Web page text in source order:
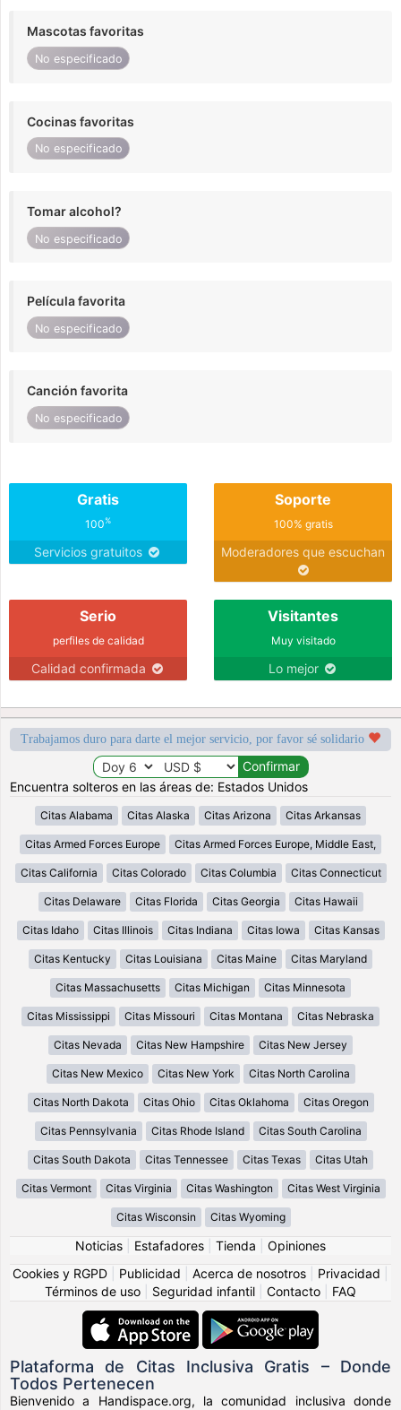
Mascotas favoritas
No especificado
Cocinas favoritas
No especificado
Tomar alcohol?
No especificado
Película favorita
No especificado
Canción favorita
No especificado
Gratis
100%
Servicios gratuitos
Soporte
100% gratis
Moderadores que escuchan
Serio
perfiles de calidad
Calidad confirmada
Visitantes
Muy visitado
Lo mejor
Trabajamos duro para darte el mejor servicio, por favor sé solidario
Encuentra solteros en las áreas de: Estados Unidos
Citas Alabama Citas Alaska Citas Arizona Citas Arkansas
Citas Armed Forces Europe Citas Armed Forces Europe, Middle East,
Citas California Citas Colorado Citas Columbia Citas Connecticut
Citas Delaware Citas Florida Citas Georgia Citas Hawaii
Citas Idaho Citas Illinois Citas Indiana Citas Iowa Citas Kansas
Citas Kentucky Citas Louisiana Citas Maine Citas Maryland
Citas Massachusetts Citas Michigan Citas Minnesota
Citas Mississippi Citas Missouri Citas Montana Citas Nebraska
Citas Nevada Citas New Hampshire Citas New Jersey
Citas New Mexico Citas New York Citas North Carolina
Citas North Dakota Citas Ohio Citas Oklahoma Citas Oregon
Citas Pennsylvania Citas Rhode Island Citas South Carolina
Citas South Dakota Citas Tennessee Citas Texas Citas Utah
Citas Vermont Citas Virginia Citas Washington Citas West Virginia
Citas Wisconsin Citas Wyoming
Noticias Estafadores Tienda
Opiniones
Cookies y RGPD
Publicidad Acerca de nosotros Privacidad
Términos de uso
Seguridad infantil Contacto FAQ
Plataforma de Citas Inclusiva Gratis – Donde
Todos Pertenecen
Bienvenido a Handispace.org, la comunidad inclusiva donde